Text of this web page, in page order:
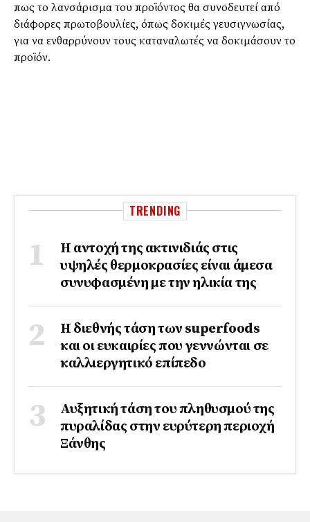
πως το λανσάρισμα του προϊόντος θα συνοδευτεί από
διάφορες πρωτοβουλίες, όπως δοκιμές γευσιγνωσίας,
για να ενθαρρύνουν τους καταναλωτές να δοκιμάσουν το
προϊόν.
TRENDING
Η αντοχή της ακτινιδιάς στις
υψηλές θερμοκρασίες είναι άμεσα
συνυφασμένη με την ηλικία της
Η διεθνής τάση των superfoods
και οι ευκαιρίες που γεννώνται σε
καλλιεργητικό επίπεδο
Αυξητική τάση του πληθυσμού της
πυραλίδας στην ευρύτερη περιοχή
Ξάνθης